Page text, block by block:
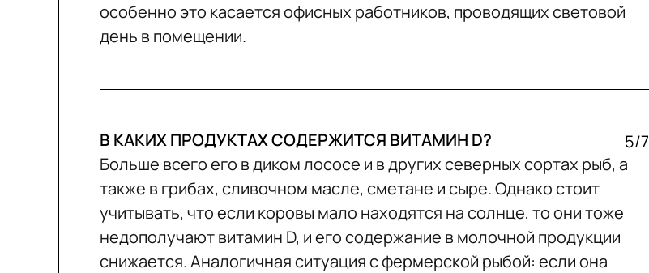
особенно это касается офисных работников, проводящих световой
день в помещении.
В КАКИХ ПРОДУКТАХ СОДЕРЖИТСЯ ВИТАМИН D?
5/7
Больше всего его в диком лососе и в других северных сортах рыб, а
также в грибах, сливочном масле, сметане и сыре. Однако стоит
учитывать, что если коровы мало находятся на солнце, то они тоже
недополучают витамин D, и его содержание в молочной продукции
снижается. Аналогичная ситуация с фермерской рыбой: если она